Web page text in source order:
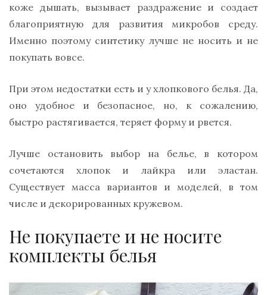
коже дышать, вызывает раздражение и создает
благоприятную для развития микробов среду.
Именно поэтому синтетику лучше не носить и не
покупать вовсе.
При этом недостатки есть и у хлопкового белья. Да,
оно удобное и безопасное, но, к сожалению,
быстро растягивается, теряет форму и рвется.
Лучше остановить выбор на белье, в котором
сочетаются хлопок и лайкра или эластан.
Существует масса вариантов и моделей, в том
числе и декорированных кружевом.
Не покупаете и не носите
комплекты белья